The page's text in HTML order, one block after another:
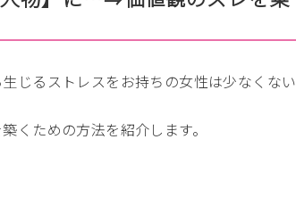
じるストレスをお持ちの女性は少なくない
くための方法を紹介します。